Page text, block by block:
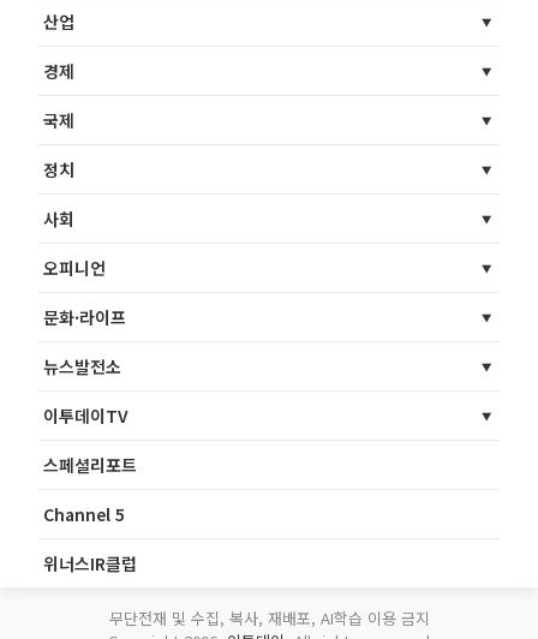
산업
경제
국제
정치
사회
오피니언
문화·라이프
뉴스발전소
이투데이TV
스페셜리포트
Channel 5
위너스IR클럽
무단전재 및 수집, 복사, 재배포, AI학습 이용 금지